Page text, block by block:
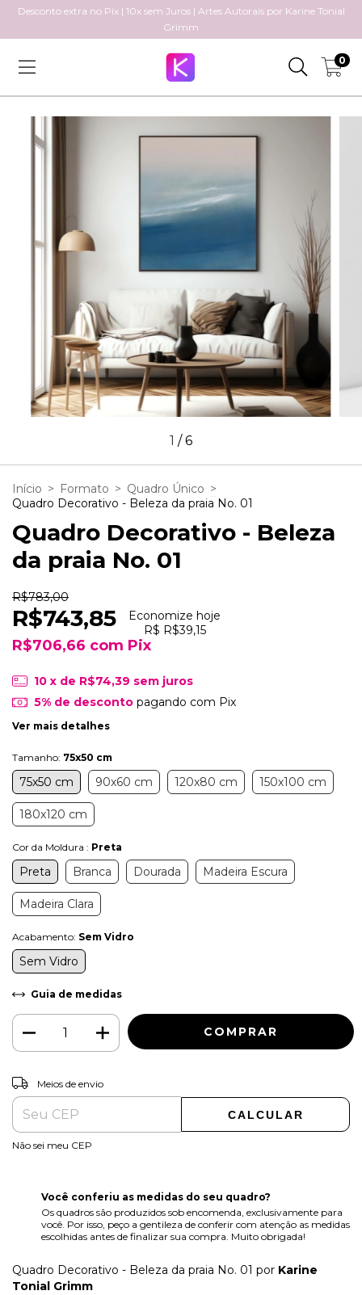
Desconto extra no Pix | 10x sem Juros | Artes Autorais por Karine Tonial
Grimm
0
1 /6
Início > Formato > Quadro Único >
Quadro Decorativo - Beleza da praia No. 01
Quadro Decorativo - Beleza
da praia No. 01
R$783,00
R$743,85
Economize hoje
R$ R$39,15
R$706,66 com Pix
10 x de R$74,39 sem juros
5% de descontopagando com Pix
Ver mais detalhes
Tamanho: 75x50 cm
75x50 cm 90x60 cm 120x80 cm 150x100 cm
180x120 cm
Cor da Moldura : Preta
Preta Branca Dourada Madeira Escura
Madeira Clara
Acabamento: Sem Vidro
Sem Vidro
Guia de medidas
Entregas para o CEP:
Meios de envio
CALCULAR
Não sei meu CEP
Você conferiu as medidas do seu quadro?
Os quadros são produzidos sob encomenda, exclusivamente para
você. Por isso, peço a gentileza de conferir com atenção as medidas
escolhidas antes de finalizar sua compra. Muito obrigada!
Quadro Decorativo - Beleza da praia No. 01 por Karine
Tonial Grimm